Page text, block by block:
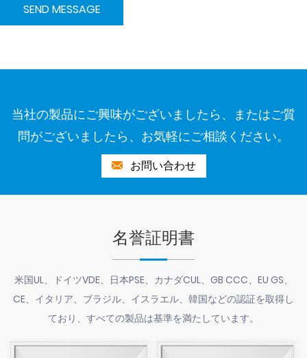
当社の製品にご興味がございましたら、またはご質
問がございましたら、お気軽にご相談ください。
お問い合わせ
名誉証明書
米国UL、ドイツVDE、日本PSE、カナダCUL、GB CCC、EU GS、
CE、イタリア、ブラジル、イスラエル、韓国などの認証を取得し
ており、すべての製品は基準を満たしています。